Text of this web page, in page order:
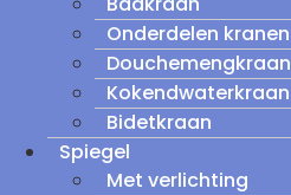
Onderdelen kranen
Douchemengkraan
Kokendwaterkraan
Bidetkraan
Spiegel
Met verlichting